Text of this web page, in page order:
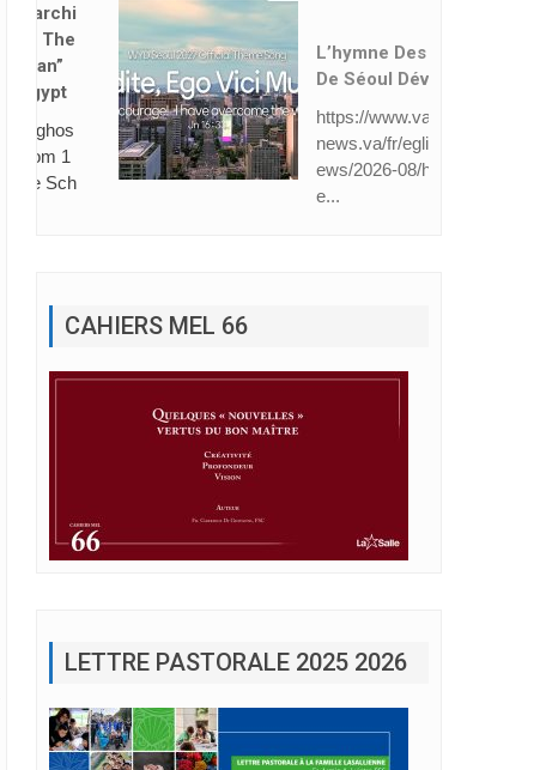
De Séoul Dévoilé
https://www.vatican
news.va/fr/eglise/n
ews/2026-08/hymn
e...